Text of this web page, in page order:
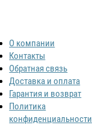
О компании
Контакты
Обратная связь
Доставка и оплата
Гарантия и возврат
Политика
конфиденциальности